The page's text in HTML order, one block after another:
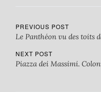
PREVIOUS POST
Le Panthéon vu des toits
NEXT POST
Piazza dei Massimi.